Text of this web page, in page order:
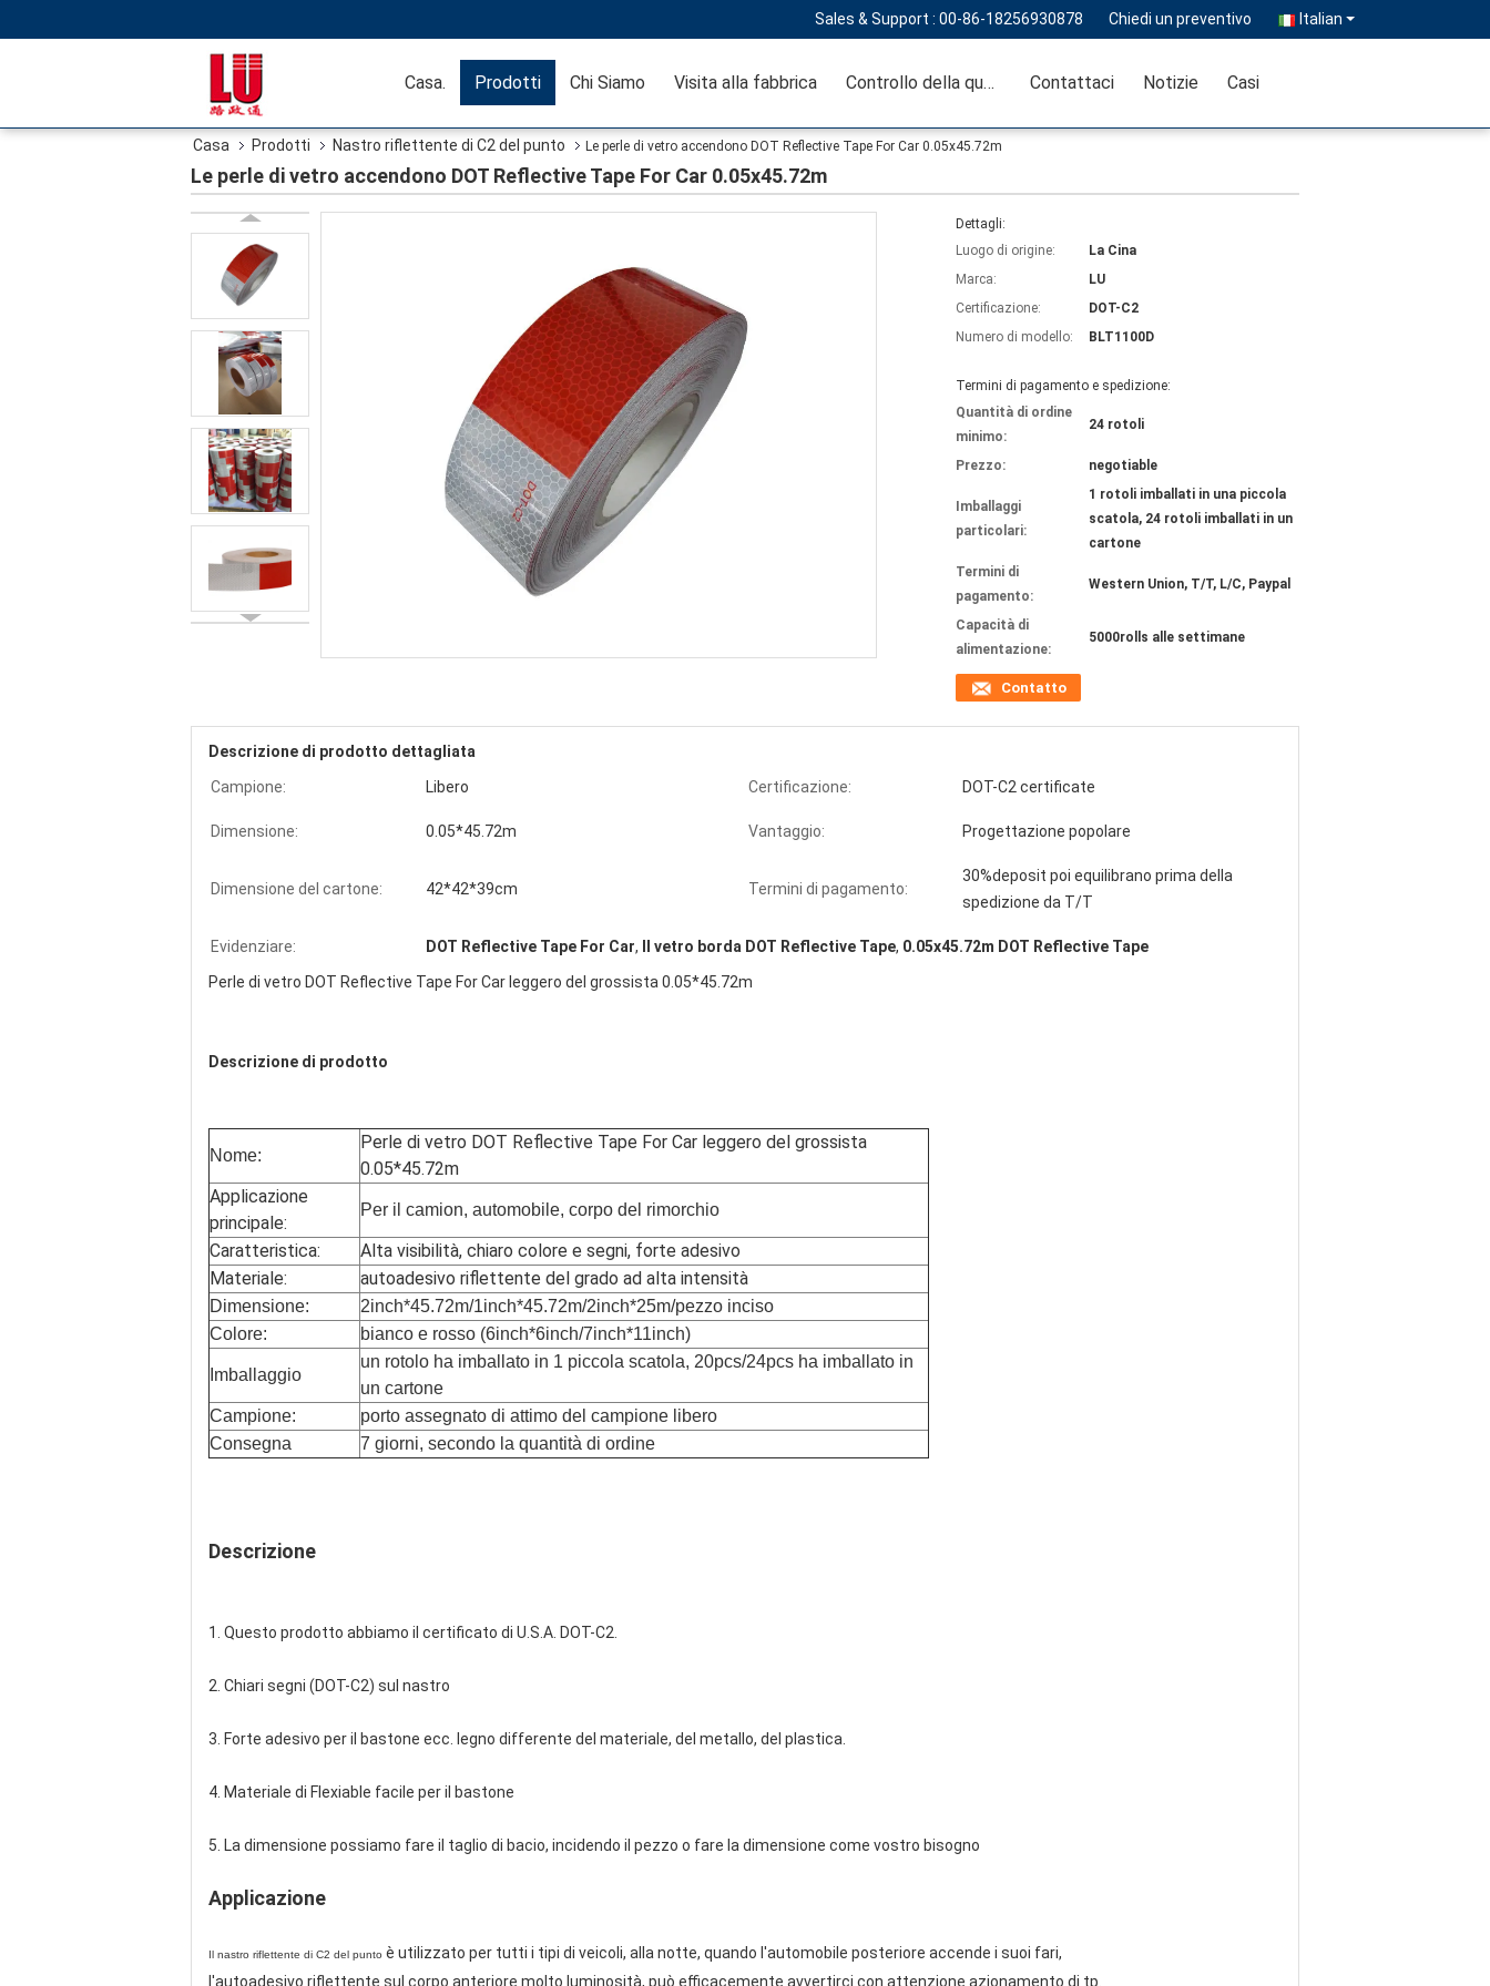
Sales & Support : 00-86-18256930878 Chiedi un preventivo Italian
Casa. Prodotti Chi Siamo Visita alla fabbrica Controllo della qualità Contattaci Notizie Casi
Casa Prodotti Nastro riflettente di C2 del punto Le perle di vetro accendono DOT Reflective Tape For Car 0.05x45.72m
Le perle di vetro accendono DOT Reflective Tape For Car 0.05x45.72m
Dettagli:
Luogo di origine:
La Cina
Marca:
LU
Certificazione:
DOT-C2
Numero di modello:
BLT1100D
Termini di pagamento e spedizione:
Quantità di ordine
minimo:
24 rotoli
Prezzo: negotiable
Imballaggi
particolari:
1 rotoli imballati in una piccola
scatola, 24 rotoli imballati in un
cartone
Termini di
pagamento:
Western Union, T/T, L/C, Paypal
Capacità di
alimentazione:
5000rolls alle settimane
Contatto
Descrizione di prodotto dettagliata
Campione:
Libero Certificazione: DOT-C2 certificate
Dimensione: 0.05*45.72m Vantaggio: Progettazione popolare
Dimensione del cartone: 42*42*39cm Termini di pagamento:
30%deposit poi equilibrano prima della
spedizione da T/T
Evidenziare: DOT Reflective Tape For Car, Il vetro borda DOT Reflective Tape, 0.05x45.72m DOT Reflective Tape
Perle di vetro DOT Reflective Tape For Car leggero del grossista 0.05*45.72m
Descrizione di prodotto
Nome:
Perle di vetro DOT Reflective Tape For Car leggero del grossista
0.05*45.72m
Applicazione
principale:
Per il camion, automobile, corpo del rimorchio
Caratteristica:
Alta visibilità, chiaro colore e segni, forte adesivo
Materiale:
autoadesivo riflettente del grado ad alta intensità
Dimensione:
2inch*45.72m/1inch*45.72m/2inch*25m/pezzo inciso
Colore:
bianco e rosso (6inch*6inch/7inch*11inch)
Imballaggio
un rotolo ha imballato in 1 piccola scatola, 20pcs/24pcs ha imballato in
un cartone
Campione:
porto assegnato di attimo del campione libero
Consegna
7 giorni, secondo la quantità di ordine
Descrizione
1. Questo prodotto abbiamo il certificato di U.S.A. DOT-C2.
2. Chiari segni (DOT-C2) sul nastro
3. Forte adesivo per il bastone ecc. legno differente del materiale, del metallo, del plastica.
4. Materiale di Flexiable facile per il bastone
5. La dimensione possiamo fare il taglio di bacio, incidendo il pezzo o fare la dimensione come vostro bisogno
Applicazione
Il nastro riflettente di C2 del punto è utilizzato per tutti i tipi di veicoli, alla notte, quando l'automobile posteriore accende i suoi fari,
l'autoadesivo riflettente sul corpo anteriore molto luminosità, può efficacemente avvertirci con attenzione azionamento di tp.